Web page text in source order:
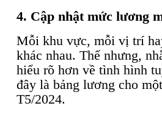
4. Cập nhật mức lương
Mỗi khu vực, mỗi vị trí
khác nhau. Thế nhưng,
hiểu rõ hơn về tình hình
đây là bảng lương cho
T5/2024.